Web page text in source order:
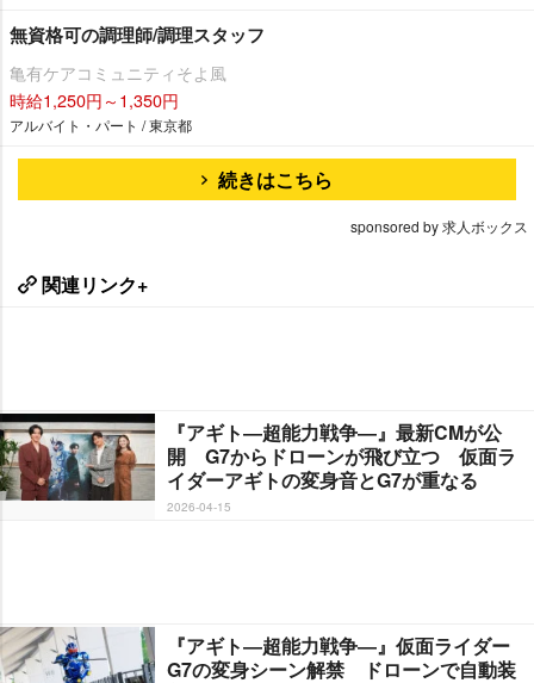
無資格可の調理師/調理スタッフ
亀有ケアコミュニティそよ風
時給1,250円～1,350円
アルバイト・パート / 東京都
続きはこちら
sponsored by 求人ボックス
関連リンク+
『アギト―超能力戦争―』最新CMが公
開 G7からドローンが飛び立つ 仮面ラ
イダーアギトの変身音とG7が重なる
2026-04-15
『アギト―超能力戦争―』仮面ライダー
G7の変身シーン解禁 ドローンで自動装